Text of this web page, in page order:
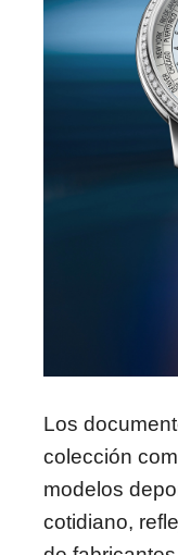
Los
colección
modelos
cotidiano,